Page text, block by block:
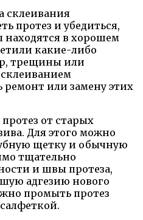
склеивания
протез и убедиться,
находятся в хорошем
какие-либо
трещины или
или замену этих
протез от старых
Для этого можно
щетку и обычную
тщательно
и швы протеза,
адгезию нового
промыть протез